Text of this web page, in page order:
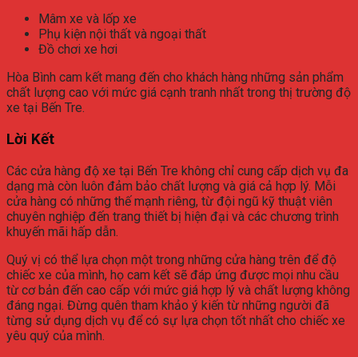
Mâm xe và lốp xe
Phụ kiện nội thất và ngoại thất
Đồ chơi xe hơi
Hòa Bình cam kết mang đến cho khách hàng những sản phẩm
chất lượng cao với mức giá cạnh tranh nhất trong thị trường độ
xe tại Bến Tre.
Lời Kết
Các cửa hàng độ xe tại Bến Tre không chỉ cung cấp dịch vụ đa
dạng mà còn luôn đảm bảo chất lượng và giá cả hợp lý. Mỗi
cửa hàng có những thế mạnh riêng, từ đội ngũ kỹ thuật viên
chuyên nghiệp đến trang thiết bị hiện đại và các chương trình
khuyến mãi hấp dẫn.
Quý vị có thể lựa chọn một trong những cửa hàng trên để độ
chiếc xe của mình, họ cam kết sẽ đáp ứng được mọi nhu cầu
từ cơ bản đến cao cấp với mức giá hợp lý và chất lượng không
đáng ngại. Đừng quên tham khảo ý kiến từ những người đã
từng sử dụng dịch vụ để có sự lựa chọn tốt nhất cho chiếc xe
yêu quý của mình.